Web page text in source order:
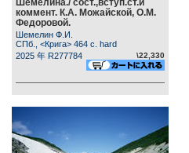
Шемелина./ сост.,вступ.ст.и
коммент. К.А. Можайской, О.М.
Федоровой.
Шемелин Ф.И.
СПб., <Крига> 464 c. hard
2025 年 R277784
\22,330